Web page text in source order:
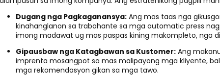
Dugang nga Pagkaganansya: Ang mas taas nga
kinahanglanon sa trabahante sa mga automatic press
imong madawat ug mas paspas kining makompleto, nga
Gipausbaw nga Katagbawan sa Kustomer: Ang
imprenta mosangpot sa mas malipayong mga kliyente,
mga rekomendasyon gikan sa mga tawo.